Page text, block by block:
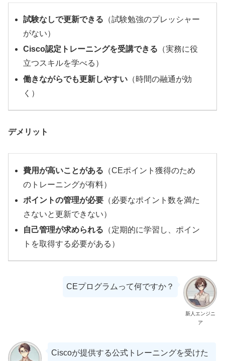
試験なしで更新できる （試験勉強のプレッシャー
がない）
Cisco認定トレーニングを受講できる （実務に役
立つスキルを学べる）
働きながらでも更新しやすい （時間の融通が効
く）
デメリット
費用が高いことがある （CEポイント獲得のため
のトレーニングが有料）
ポイントの管理が必要 （必要なポイント数を満た
さないと更新できない）
自己管理が求められる （定期的に学習し、ポイン
トを取得する必要がある）
新人エンジニ
ア
CEプログラムって何ですか？
Ciscoが提供する公式トレーニングを受けた